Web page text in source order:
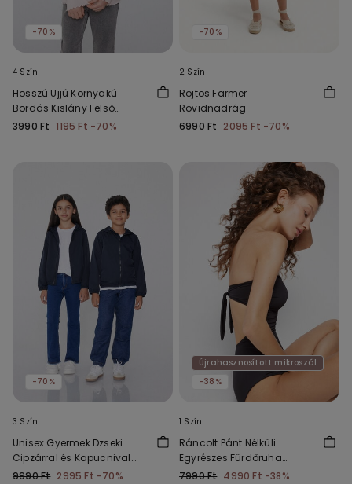
-70%
4 Szín
Hosszú Ujjú Környakú
Bordás Kislány Felső
Hullámos Szegéllyel
3990 Ft 1195 Ft -70%
-70%
2 Szín
Rojtos Farmer
Rövidnadrág
6990 Ft 2095 Ft -70%
-70%
3 Szín
Unisex Gyermek Dzseki
Cipzárral és Kapucnival
Technikai Anyagból
9990 Ft 2995 Ft -70%
Újrahasznosított mikroszál
-38%
1 Szín
Ráncolt Pánt Nélküli
Egyrészes Fürdőruha
Újrahasznosított
7990 Ft 4990 Ft -38%